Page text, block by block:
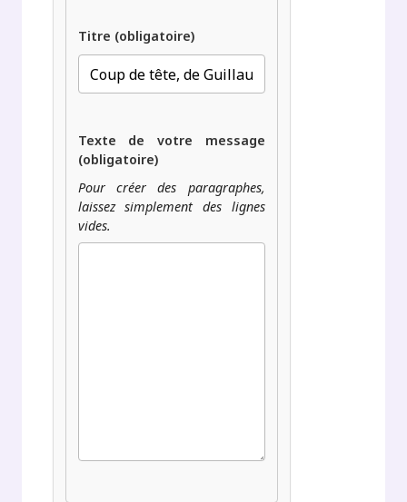
Titre (obligatoire)
Texte de votre message
(obligatoire)
Pour créer des paragraphes,
laissez simplement des lignes
vides.